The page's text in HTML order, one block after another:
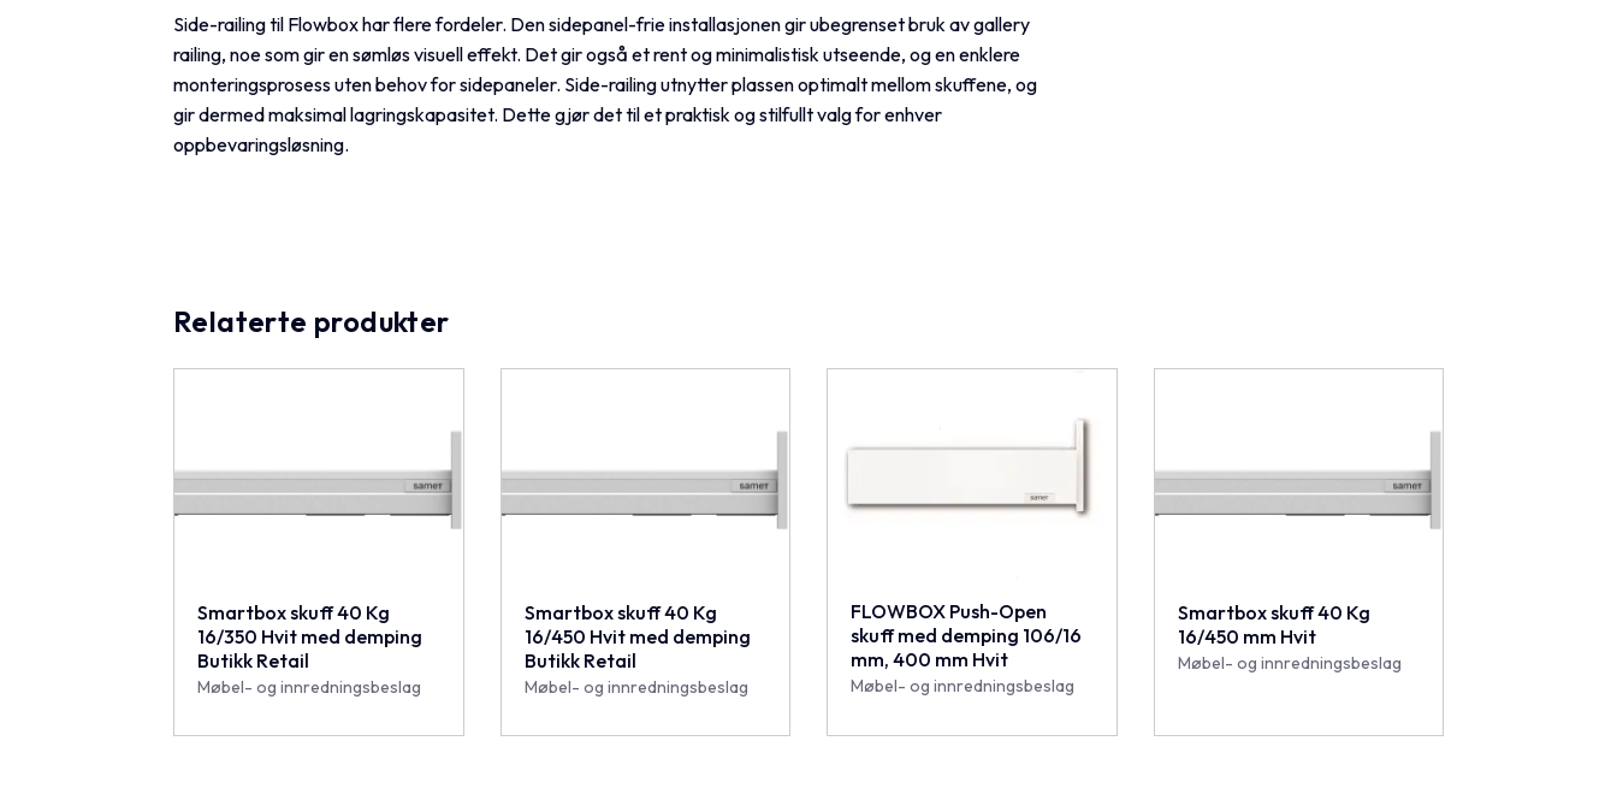
Side-railing til Flowbox har flere fordeler. Den sidepanel-frie installasjonen gir ubegrenset bruk av gallery
railing, noe som gir en sømløs visuell effekt. Det gir også et rent og minimalistisk utseende, og en enklere
monteringsprosess uten behov for sidepaneler. Side-railing utnytter plassen optimalt mellom skuffene, og
gir dermed maksimal lagringskapasitet. Dette gjør det til et praktisk og stilfullt valg for enhver
oppbevaringsløsning.
Relaterte produkter
Smartbox skuff 40 Kg
16/350 Hvit med demping
Butikk Retail
Møbel- og innredningsbeslag
Smartbox skuff 40 Kg
16/450 Hvit med demping
Butikk Retail
Møbel- og innredningsbeslag
FLOWBOX Push-Open
skuff med demping 106/16
mm, 400 mm Hvit
Møbel- og innredningsbeslag
Smartbox skuff 40 Kg
16/450 mm Hvit
Møbel- og innredningsbeslag